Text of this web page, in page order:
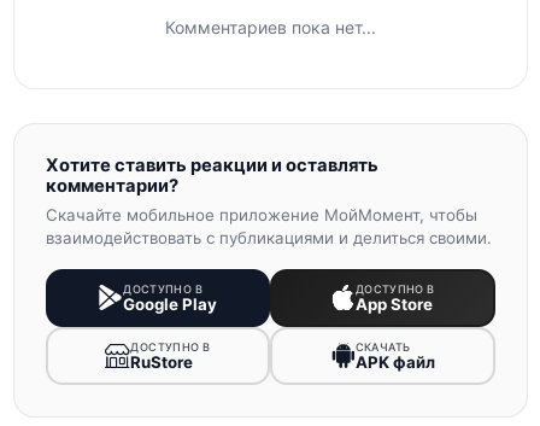
Комментариев пока нет...
Хотите ставить реакции и оставлять
комментарии?
Скачайте мобильное приложение МойМомент, чтобы
взаимодействовать с публикациями и делиться своими.
ДОСТУПНО В
Google Play
ДОСТУПНО В
App Store
ДОСТУПНО В
RuStore
СКАЧАТЬ
APK файл